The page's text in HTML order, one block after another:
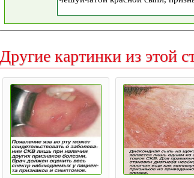
Другие картинки из этой